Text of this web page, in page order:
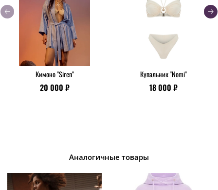
Кимоно "Siren"
20 000 ₽
Купальник "Nomi"
18 000 ₽
Аналогичные товары